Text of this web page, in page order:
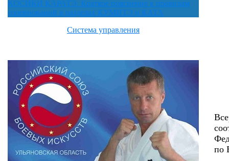
КОСИКИ КАРАТЭ. Краткое пояснение к правилам
соревнований в разделах КУМИТЭ и КАТА
Система управления
по